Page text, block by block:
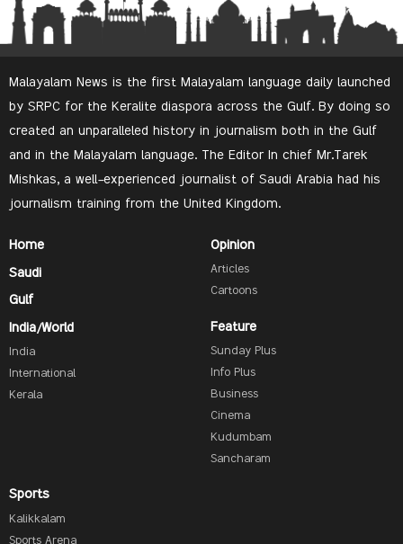
Malayalam News is the first Malayalam language daily launched
by SRPC for the Keralite diaspora across the Gulf. By doing so
created an unparalleled history in journalism both in the Gulf
and in the Malayalam language. The Editor In chief Mr.Tarek
Mishkas, a well-experienced journalist of Saudi Arabia had his
journalism training from the United Kingdom.
Home
Saudi
Gulf
India/World
India
International
Kerala
Opinion
Articles
Cartoons
Feature
Sunday Plus
Info Plus
Business
Cinema
Kudumbam
Sancharam
Sports
Kalikkalam
Sports Arena